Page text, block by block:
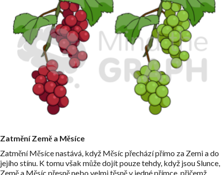
Zatmění Země a Měsíce
Zatmění Měsíce nastává, když Měsíc přechází přímo za Zemi a do
jejího stínu. K tomu však může dojít pouze tehdy, když jsou Slunce,
Země a Měsíc přesně nebo velmi těsně v jedné přímce, přičemž